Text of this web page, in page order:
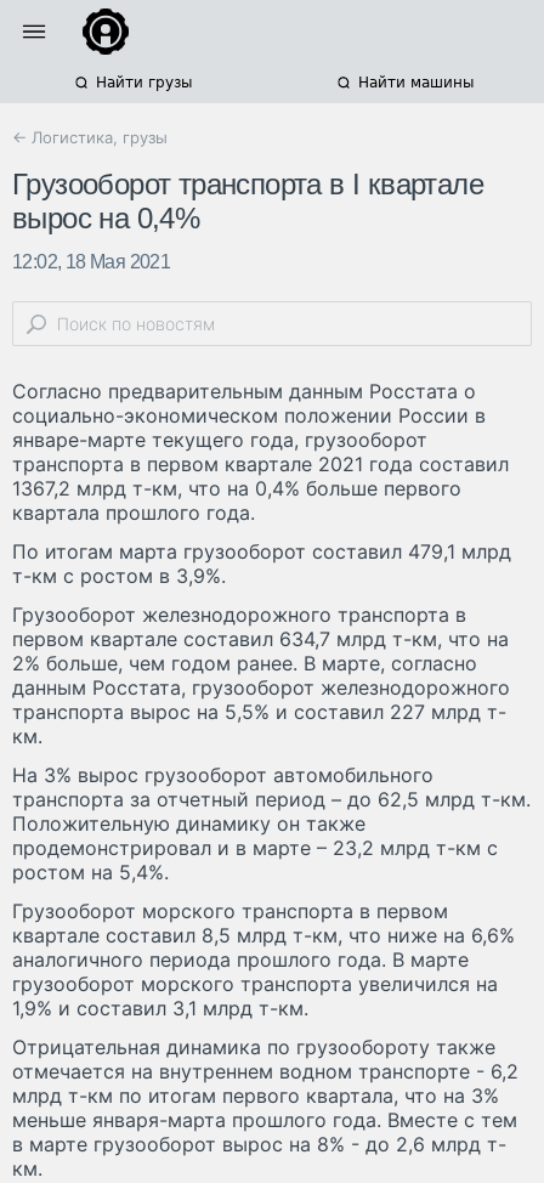
Найти грузы Найти машины
← Логистика, грузы
Грузооборот транспорта в I квартале
вырос на 0,4%
12:02, 18 Мая 2021
Согласно предварительным данным Росстата о
социально-экономическом положении России в
январе-марте текущего года, грузооборот
транспорта в первом квартале 2021 года составил
1367,2 млрд т-км, что на 0,4% больше первого
квартала прошлого года.
По итогам марта грузооборот составил 479,1 млрд
т-км с ростом в 3,9%.
Грузооборот железнодорожного транспорта в
первом квартале составил 634,7 млрд т-км, что на
2% больше, чем годом ранее. В марте, согласно
данным Росстата, грузооборот железнодорожного
транспорта вырос на 5,5% и составил 227 млрд т-
км.
На 3% вырос грузооборот автомобильного
транспорта за отчетный период – до 62,5 млрд т-км.
Положительную динамику он также
продемонстрировал и в марте – 23,2 млрд т-км с
ростом на 5,4%.
Грузооборот морского транспорта в первом
квартале составил 8,5 млрд т-км, что ниже на 6,6%
аналогичного периода прошлого года. В марте
грузооборот морского транспорта увеличился на
1,9% и составил 3,1 млрд т-км.
Отрицательная динамика по грузообороту также
отмечается на внутреннем водном транспорте - 6,2
млрд т-км по итогам первого квартала, что на 3%
меньше января-марта прошлого года. Вместе с тем
в марте грузооборот вырос на 8% - до 2,6 млрд т-
км.